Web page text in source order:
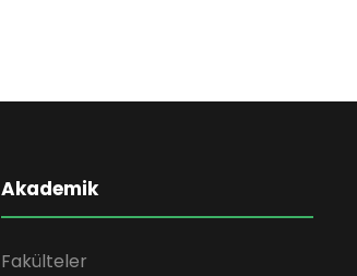
Akademik
Fakülteler